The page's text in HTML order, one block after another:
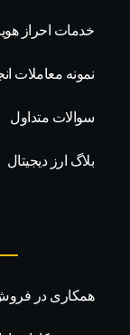
خدمات احراز
نمونه معاملات
سوالات متداول
بلاگ ارز دیجیتال
همکاری در